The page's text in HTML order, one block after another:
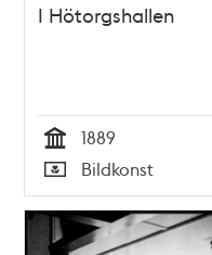
I Hötorgshallen
Tid
1889
Typ
Bildkonst